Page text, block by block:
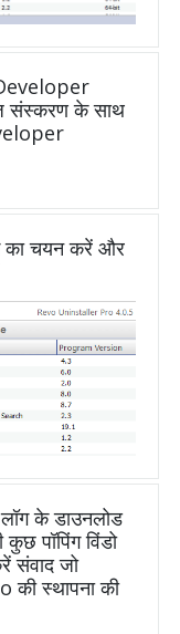
संस्करण के साथ
का चयन करें और
के डाउनलोड
पॉपिंग विंडो
संवाद जो
स्थापना की